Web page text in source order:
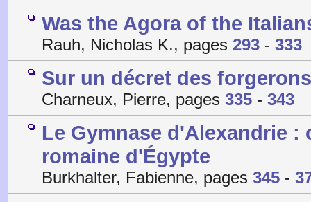
Was the Agora of the
Rauh, Nicholas K., pages 293 - 333
Sur un décret des
Charneux, Pierre, pages 335 - 343
Le Gymnase d'Alexandrie
romaine d'Égypte
Burkhalter, Fabienne, pages 345 -